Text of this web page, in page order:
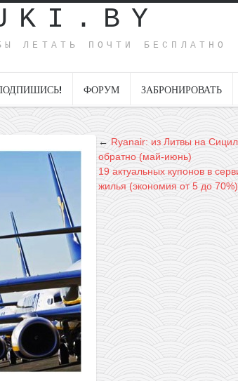
ЛЕТАТЬ ПОЧТИ БЕСПЛАТНО
ФОРУМ ЗАБРОНИРОВАТЬ
←Ryanair: из Литвы на
обратно (май-июнь)
19 актуальных купонов в
жилья (экономия от 5 до 70%)